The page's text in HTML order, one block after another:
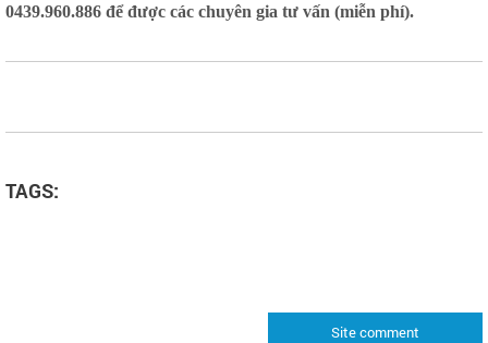
0439.960.886 để được các chuyên gia tư vấn (miễn phí).
TAGS:
Site comment